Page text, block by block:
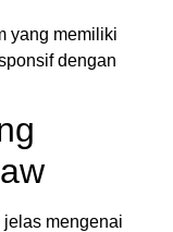
yang memiliki
dengan
mengenai